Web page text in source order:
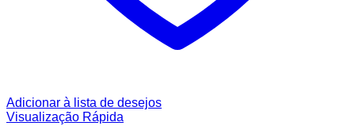
Adicionar à lista de desejos
Visualização Rápida